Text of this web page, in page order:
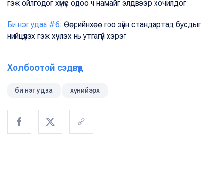
гэж ойлгодог хүмүүс одоо ч намайг элдвээр хочилдог
Би нэг удаа #6: Өөрийнхөө гоо зүйн стандартад бусдыг
нийцүүлэх гэж хүчлэх нь утгагүй хэрэг
Холбоотой сэдвүүд
би нэг удаа хүнийэрх